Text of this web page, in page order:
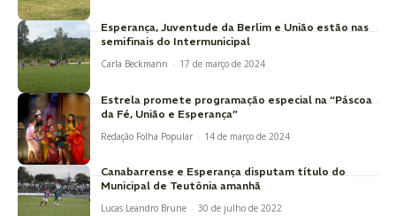
Esperança, Juventude da Berlim e União estão nas
semifinais do Intermunicipal
Carla Beckmann - 17 de março de 2024
Estrela promete programação especial na “Páscoa
da Fé, União e Esperança”
Redação Folha Popular - 14 de março de 2024
Canabarrense e Esperança disputam título do
Municipal de Teutônia amanhã
Lucas Leandro Brune - 30 de julho de 2022